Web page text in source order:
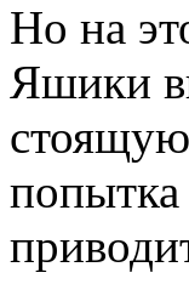
Но на
Яшики
попытка